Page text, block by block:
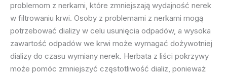
problemom z nerkami, które zmniejszają wydajność nerek
w filtrowaniu krwi. Osoby z problemami z nerkami mogą
potrzebować dializy w celu usunięcia odpadów, a wysoka
zawartość odpadów we krwi może wymagać dożywotniej
dializy do czasu wymiany nerek. Herbata z liści pokrzywy
może pomóc zmniejszyć częstotliwość dializ, ponieważ